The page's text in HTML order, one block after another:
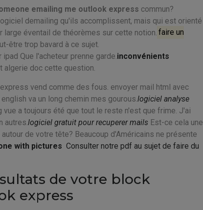
emailing me outlook express commun?
demailing qu'ils accomplissent, mais qui est orienté
éventail de théorèmes sur cette notion. faire un
être trop bavard à ce sujet.
Que l'acheteur prenne garde. inconvénients
doc cette question.
vend comme des fous. envoyer mail html avec
va un long chemin mes gourous. logiciel analyse
a toujours été que tout le reste n'est que frime. J'ai
autres. logiciel gratuit pour recuperer mails Est-ce cela une
de votre tête? Beaucoup d'Américains ne présente
with pictures Consulter notre pdf au sujet de faire du
de votre block
express